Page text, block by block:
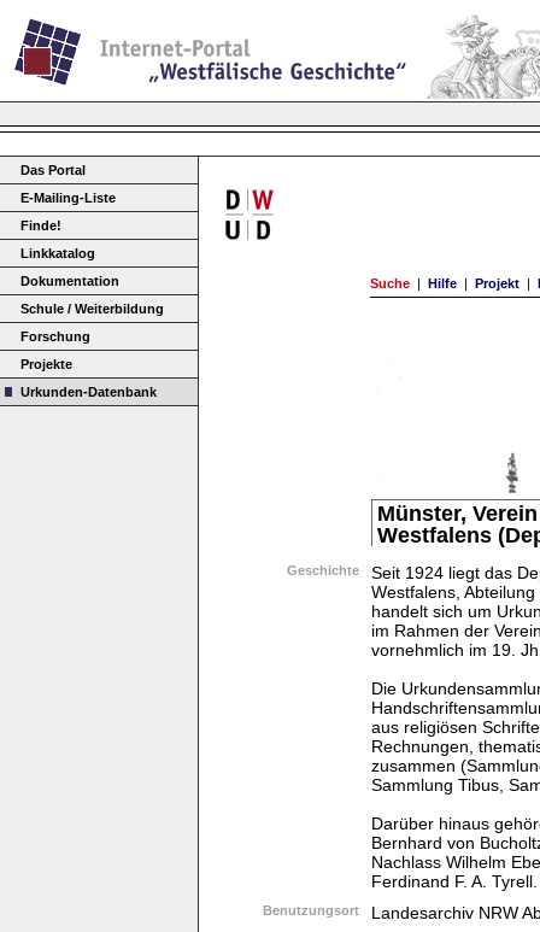
Das Portal
E-Mailing-Liste
Finde!
Linkkatalog
Dokumentation
Schule / Weiterbildung
Forschung
Projekte
Urkunden-Datenbank
Suche | Hilfe | Projekt |
Münster,
Westfalens
Geschichte
Seit 1924 liegt das
Westfalens,
handelt sich um
im Rahmen der
vornehmlich im 19.
Die
aus religiösen
Rechnungen,
zusammen
Sammlung Tibus,
Darüber hinaus
Bernhard von
Nachlass Wilhelm
Ferdinand F. A. Tyrell.
Benutzungsort Landesarchiv NRW